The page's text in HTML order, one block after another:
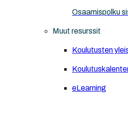
Osaamispolku
Muut resurssit
Koulutusten
eLearning